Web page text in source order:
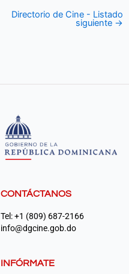
Directorio de Cine - Listado
siguiente →
CONTÁCTANOS
Tel: +1 (809) 687-2166
info@dgcine.gob.do
INFÓRMATE